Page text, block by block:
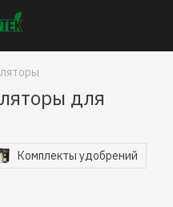
для
Комплекты удобрений